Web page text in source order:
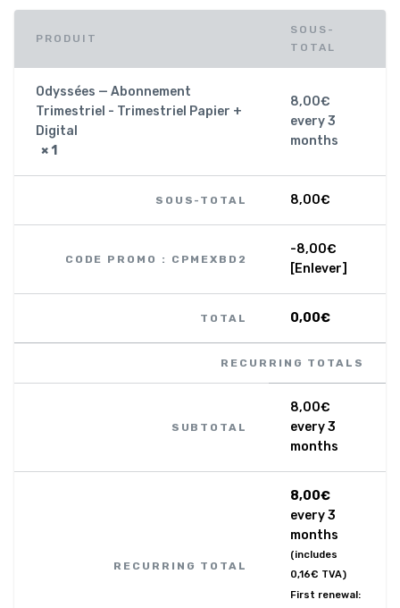
PRODUIT
SOUS-
TOTAL
Odyssées — Abonnement
Trimestriel - Trimestriel Papier +
Digital
× 1
8,00€
every 3
months
SOUS-TOTAL 8,00€
CODE PROMO : CPMEXBD2
-8,00€
[Enlever]
TOTAL 0,00€
RECURRING TOTALS
SUBTOTAL
8,00€
every 3
months
RECURRING TOTAL
8,00€
every 3
months
(includes
0,16€ TVA)
First renewal: